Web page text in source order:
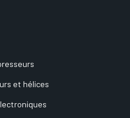
et hélices